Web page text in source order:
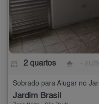
2 quartos
Sobrado para Alugar no
Jardim Brasil